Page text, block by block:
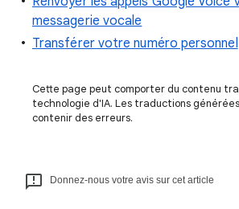
messagerie vocale
Transférer votre numéro personnel
Cette page peut comporter du contenu
technologie d'IA. Les traductions
contenir des erreurs.
Donnez-nous votre avis sur cet article